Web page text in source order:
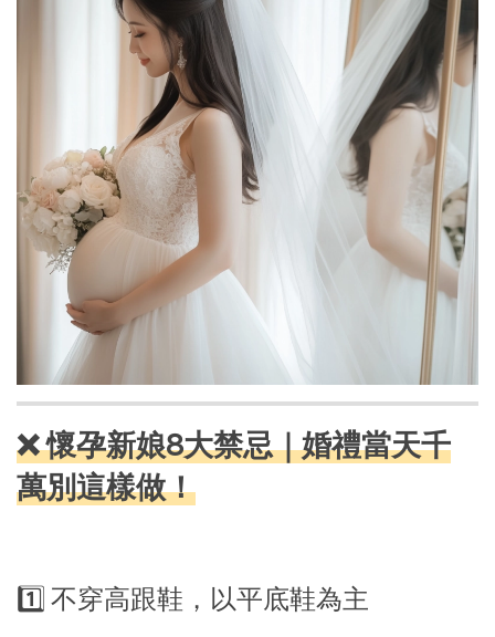
❌ 懷孕新娘8大禁忌｜婚禮當天千
萬別這樣做！
1️⃣ 不穿高跟鞋，以平底鞋為主